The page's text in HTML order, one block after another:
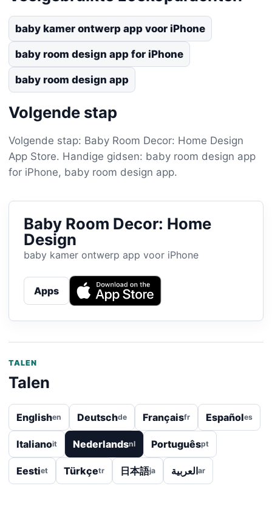
baby kamer ontwerp app voor iPhone
baby room design app for iPhone
baby room design app
Volgende stap
Volgende stap: Baby Room Decor: Home Design
App Store. Handige gidsen: baby room design app
for iPhone, baby room design app.
Baby Room Decor: Home
Design
baby kamer ontwerp app voor iPhone
Apps
TALEN
Talen
Englishen Deutschde Françaisfr Españoles
Italianoit Nederlandsnl Portuguêspt
Eestiet Türkçetr 日本語ja العربيةar